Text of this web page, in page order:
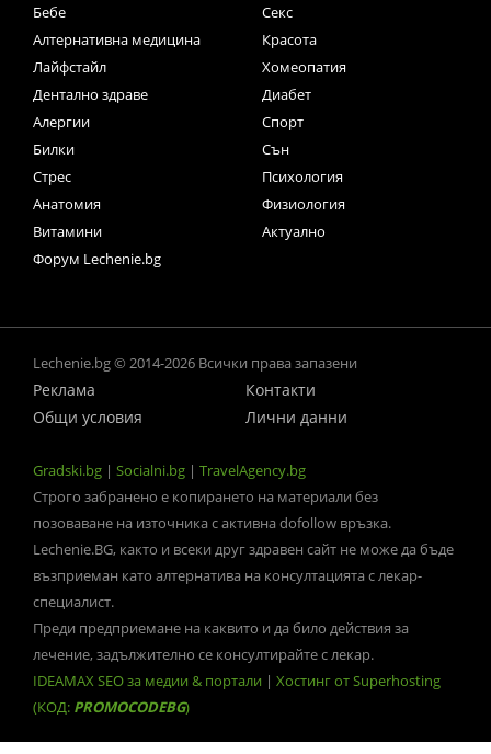
Бебе
Секс
Алтернативна медицина
Красота
Лайфстайл
Хомеопатия
Дентално здраве
Диабет
Алергии
Спорт
Билки
Сън
Стрес
Психология
Анатомия
Физиология
Витамини
Актуално
Форум Lechenie.bg
Lechenie.bg © 2014-2026 Всички права запазени
Реклама
Контакти
Общи условия
Лични данни
Gradski.bg | Socialni.bg | TravelAgency.bg
Строго забранено е копирането на материали без
позоваване на източника с активна dofollow връзка.
Lechenie.BG, както и всеки друг здравен сайт не може да бъде
възприеман като алтернатива на консултацията с лекар-
специалист.
Преди предприемане на каквито и да било действия за
лечение, задължително се консултирайте с лекар.
IDEAMAX SEO за медии & портали | Хостинг от Superhosting
(КОД: PROMOCODEBG)